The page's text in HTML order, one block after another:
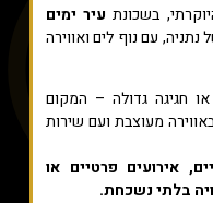
בשכונת עיר ימים
עם נוף לים ואווירה
או חגיגה גדולה – המקום
מעוצבת ועם שירות
אירועים פרטיים או
בלתי נשכחת.